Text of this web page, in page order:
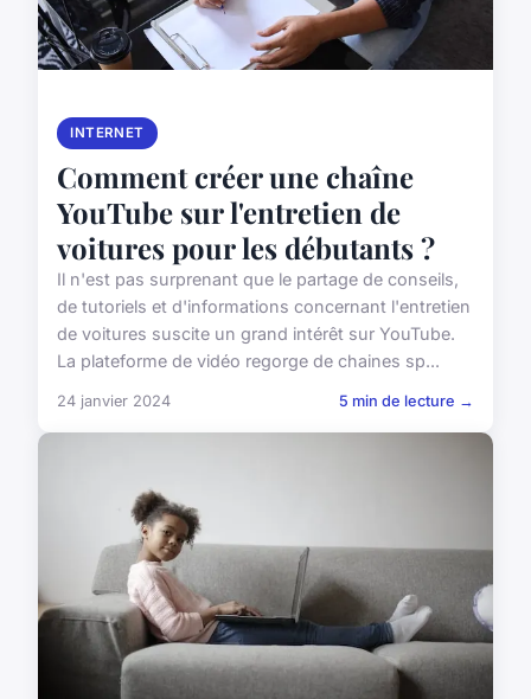
INTERNET
Comment créer une chaîne
YouTube sur l'entretien de
voitures pour les débutants ?
Il n'est pas surprenant que le partage de conseils,
de tutoriels et d'informations concernant l'entretien
de voitures suscite un grand intérêt sur YouTube.
La plateforme de vidéo regorge de chaines sp...
24 janvier 2024 5 min de lecture →